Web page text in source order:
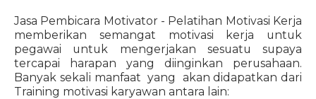
Jasa Pembicara Motivator - Pelatihan Motivasi Kerja
memberikan semangat motivasi kerja untuk
pegawai untuk mengerjakan sesuatu supaya
tercapai harapan yang diinginkan perusahaan.
Banyak sekali manfaat yang akan didapatkan dari
Training motivasi karyawan antara lain: